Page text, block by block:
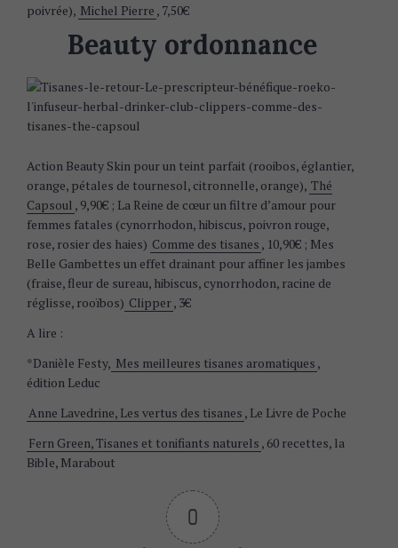
poivrée), Michel Pierre , 7,50€
Beauty ordonnance
Action Beauty Skin pour un teint parfait (rooibos, églantier,
orange, pétales de tournesol, citronnelle, orange), Thé
Capsoul , 9,90€ ; La Reine de cœur un filtre d’amour pour
femmes fatales (cynorrhodon, hibiscus, poivron rouge,
rose, rosier des haies) Comme des tisanes , 10,90€ ; Mes
Belle Gambettes un effet drainant pour affiner les jambes
(fraise, fleur de sureau, hibiscus, cynorrhodon, racine de
réglisse, rooïbos) Clipper, 3€
A lire :
*Danièle Festy, Mes meilleures tisanes aromatiques ,
édition Leduc
Anne Lavedrine, Les vertus des tisanes , Le Livre de Poche
Fern Green, Tisanes et tonifiants naturels , 60 recettes, la
Bible, Marabout
0